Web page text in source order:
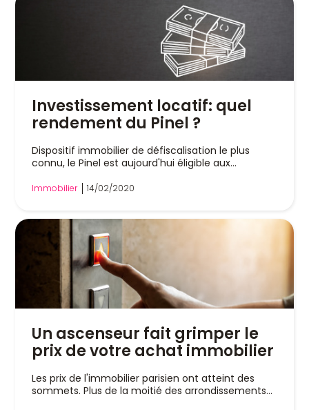
Investissement locatif: quel
rendement du Pinel ?
Dispositif immobilier de défiscalisation le plus
connu, le Pinel est aujourd'hui éligible aux...
Immobilier 14/02/2020
Un ascenseur fait grimper le
prix de votre achat immobilier
Les prix de l'immobilier parisien ont atteint des
sommets. Plus de la moitié des arrondissements...